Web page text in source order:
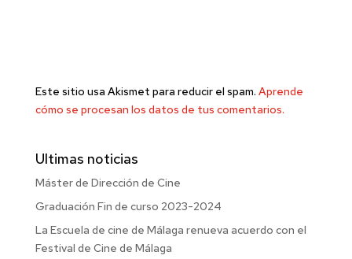
Este sitio usa Akismet para reducir el spam. Aprende
cómo se procesan los datos de tus comentarios.
Ultimas noticias
Máster de Dirección de Cine
Graduación Fin de curso 2023-2024
La Escuela de cine de Málaga renueva acuerdo con el
Festival de Cine de Málaga